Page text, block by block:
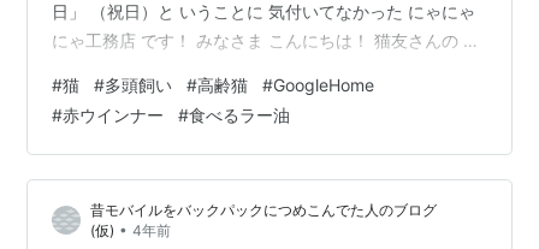
日」 （祝日）と いうことに 気付いてなかった にゃにゃ
にゃ工務店 です！ みなさま こんにちは！ 猫友さんの ブ
ーに 小倉トーストが 食べたくなり・・・ じゃじゃん！
冷凍してた あんこ チンッして バターと 共に バゲットに
乗っけて いただきましたー (*´ω｀*)ノウマッ （あっき
ーのおめめがアシメなのは、この時期恒例の結膜炎の…
#猫 #多頭飼い #高齢猫 #GoogleHome
#赤ウインナー #食べるラー油
昔モバイルをバックパックにつめこんでた人のブログ
(仮) • 4年前